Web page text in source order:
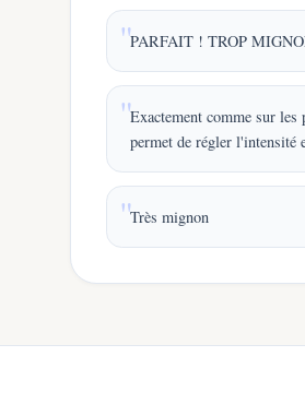
PARFAIT ! TROP
Exactement comme sur
permet de régler l'intensité
Très mignon